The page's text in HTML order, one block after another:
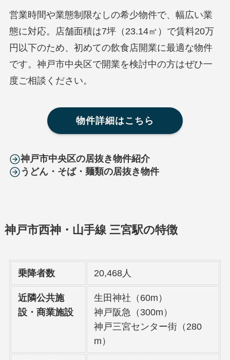
営業時間や業態制限なしの希少物件で、幅広い業
態に対応。店舗面積は7坪（23.14㎡）で賃料20万
円以下のため、初めての飲食店開業に最適な物件
です。神戸市中央区で開業を検討中の方はぜひ一
度ご相談ください。
物件詳細はこちら
神戸市中央区の居抜き物件紹介
うどん・そば・麺類の居抜き物件
神戸市西神・山手線 三宮駅の特徴
乗降者数 20,468人
近隣公共施
設・商業施設
生田神社（60m）
神戸阪急（300m）
神戸三宮センター街（280
m）